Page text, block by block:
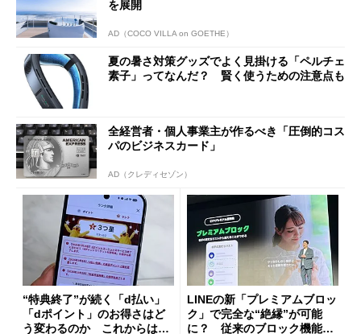
を展開
AD（COCO VILLA on GOETHE）
夏の暑さ対策グッズでよく見掛ける「ペルチェ
素子」ってなんだ？ 賢く使うための注意点も
全経営者・個人事業主が作るべき「圧倒的コス
パのビジネスカード」
AD（クレディセゾン）
“特典終了”が続く「d払い」
「dポイント」のお得さはど
う変わるのか これからは
LINEの新「プレミアムブロッ
ク」で完全な“絶縁”が可能
に？ 従来のブロック機能と